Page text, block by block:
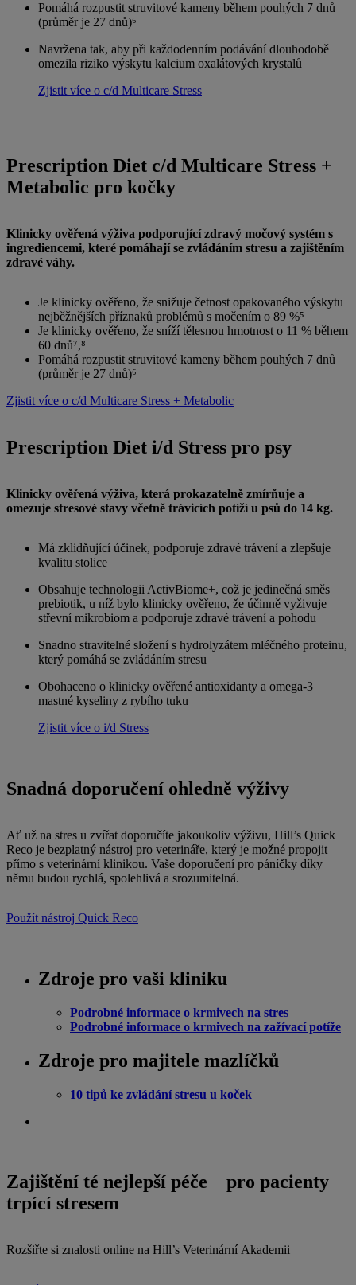
Pomáhá rozpustit struvitové kameny během pouhých 7 dnů
(průměr je 27 dnů)⁶
Navržena tak, aby při každodenním podávání dlouhodobě
omezila riziko výskytu kalcium oxalátových krystalů
Zjistit více o c/d Multicare Stress
Prescription Diet c/d Multicare Stress +
Metabolic pro kočky
Klinicky ověřená výživa podporující zdravý močový systém s
ingrediencemi, které pomáhají se zvládáním stresu a zajištěním
zdravé váhy.
Je klinicky ověřeno, že snižuje četnost opakovaného výskytu
nejběžnějších příznaků problémů s močením o 89 %⁵
Je klinicky ověřeno, že sníží tělesnou hmotnost o 11 % během
60 dnů⁷,⁸
Pomáhá rozpustit struvitové kameny během pouhých 7 dnů
(průměr je 27 dnů)⁶
Zjistit více o c/d Multicare Stress + Metabolic
Prescription Diet i/d Stress pro psy
Klinicky ověřená výživa, která prokazatelně zmírňuje a
omezuje stresové stavy včetně trávicích potíží u psů do 14 kg.
Má zklidňující účinek, podporuje zdravé trávení a zlepšuje
kvalitu stolice
Obsahuje technologii ActivBiome+, což je jedinečná směs
prebiotik, u níž bylo klinicky ověřeno, že účinně vyživuje
střevní mikrobiom a podporuje zdravé trávení a pohodu
Snadno stravitelné složení s hydrolyzátem mléčného proteinu,
který pomáhá se zvládáním stresu
Obohaceno o klinicky ověřené antioxidanty a omega-3
mastné kyseliny z rybího tuku
Zjistit více o i/d Stress
Snadná doporučení ohledně výživy
Ať už na stres u zvířat doporučíte jakoukoliv výživu, Hill’s Quick
Reco je bezplatný nástroj pro veterináře, který je možné propojit
přímo s veterinární klinikou. Vaše doporučení pro páníčky díky
němu budou rychlá, spolehlivá a srozumitelná.
Použít nástroj Quick Reco
Zdroje pro vaši kliniku
Podrobné informace o krmivech na stres
Podrobné informace o krmivech na zažívací potíže
Zdroje pro majitele mazlíčků
10 tipů ke zvládání stresu u koček
Zajištění té nejlepší péče pro pacienty
trpící stresem
Rozšiřte si znalosti online na Hill’s Veterinární Akademii